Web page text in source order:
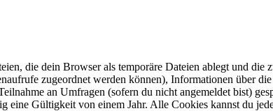
die dein Browser als temporäre Dateien ablegt und die
zugeordnet werden können), Informationen über
an Umfragen (sofern du nicht angemeldet bist)
eine Gültigkeit von einem Jahr. Alle Cookies kannst du